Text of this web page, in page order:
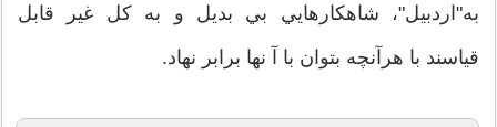
به"اردبيل"، شاهكارهايي بي بديل و به كل غير قابل
قياسند با هرآنچه بتوان با آ نها برابر نهاد.